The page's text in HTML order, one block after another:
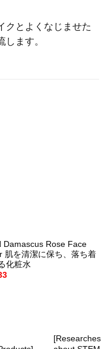
クとよくなじませた
ます。
Damascus Rose Face
肌を清潔に保ち、落ち着
化粧水
[Researches